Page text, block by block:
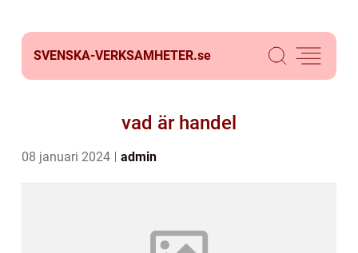
SVENSKA-VERKSAMHETER.se
vad är handel
08 januari 2024 admin